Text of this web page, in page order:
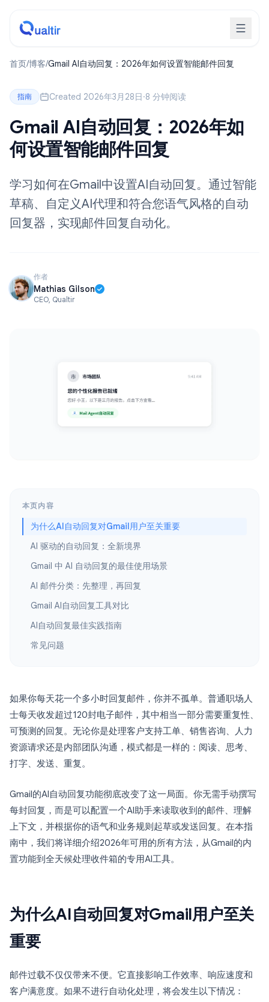
首页/博客/Gmail AI自动回复：2026年如何设置智能邮件回复
指南 Created 2026年3月28日·8 分钟阅读
Gmail AI自动回复：2026年如
何设置智能邮件回复
学习如何在Gmail中设置AI自动回复。通过智能
草稿、自定义AI代理和符合您语气风格的自动
回复器，实现邮件回复自动化。
作者
Mathias Gilson
CEO, Qualtir
本页内容
为什么AI自动回复对Gmail用户至关重要
AI 驱动的自动回复：全新境界
Gmail 中 AI 自动回复的最佳使用场景
AI 邮件分类：先整理，再回复
Gmail AI自动回复工具对比
AI自动回复最佳实践指南
常见问题
如果你每天花一个多小时回复邮件，你并不孤单。普通职场人
士每天收发超过120封电子邮件，其中相当一部分需要重复性、
可预测的回复。无论你是处理客户支持工单、销售咨询、人力
资源请求还是内部团队沟通，模式都是一样的：阅读、思考、
打字、发送、重复。
Gmail的AI自动回复功能彻底改变了这一局面。你无需手动撰写
每封回复，而是可以配置一个AI助手来读取收到的邮件、理解
上下文，并根据你的语气和业务规则起草或发送回复。在本指
南中，我们将详细介绍2026年可用的所有方法，从Gmail的内
置功能到全天候处理收件箱的专用AI工具。
为什么AI自动回复对Gmail用户至关
重要
邮件过载不仅仅带来不便。它直接影响工作效率、响应速度和
客户满意度。如果不进行自动化处理，将会发生以下情况：